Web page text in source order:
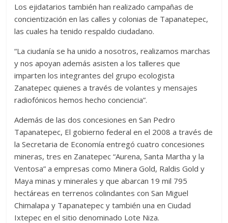
Los ejidatarios también han realizado campañas de
concientización en las calles y colonias de Tapanatepec,
las cuales ha tenido respaldo ciudadano.
“La ciudanía se ha unido a nosotros, realizamos marchas
y nos apoyan además asisten a los talleres que
imparten los integrantes del grupo ecologista
Zanatepec quienes a través de volantes y mensajes
radiofónicos hemos hecho conciencia”.
Además de las dos concesiones en San Pedro
Tapanatepec, El gobierno federal en el 2008 a través de
la Secretaria de Economía entregó cuatro concesiones
mineras, tres en Zanatepec “Aurena, Santa Martha y la
Ventosa” a empresas como Minera Gold, Raldis Gold y
Maya minas y minerales y que abarcan 19 mil 795
hectáreas en terrenos colindantes con San Miguel
Chimalapa y Tapanatepec y también una en Ciudad
Ixtepec en el sitio denominado Lote Niza.